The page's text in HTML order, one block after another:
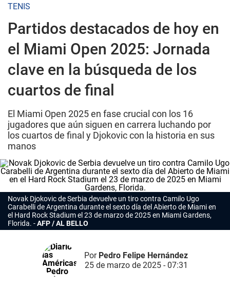
TENIS
Partidos destacados de hoy en
el Miami Open 2025: Jornada
clave en la búsqueda de los
cuartos de final
El Miami Open 2025 en fase crucial con los 16
jugadores que aún siguen en carrera luchando por
los cuartos de final y Djokovic con la historia en sus
manos
Novak Djokovic de Serbia devuelve un tiro contra Camilo Ugo
Carabelli de Argentina durante el sexto día del Abierto de Miami en
el Hard Rock Stadium el 23 de marzo de 2025 en Miami Gardens,
Florida.
AFP / AL BELLO
Por Pedro Felipe Hernández
25 de marzo de 2025 - 07:31